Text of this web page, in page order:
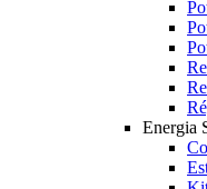
Energia